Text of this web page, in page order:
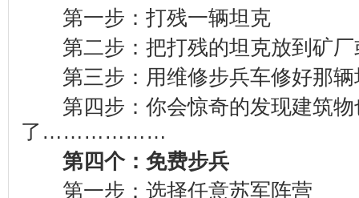
第一步：打残一辆坦克
第二步：把打残的坦克放到矿厂
第三步：用维修步兵车修好那辆
第四步：你会惊奇的发现建筑物
了………………
第四个：免费步兵
第一步：选择任意苏军阵营